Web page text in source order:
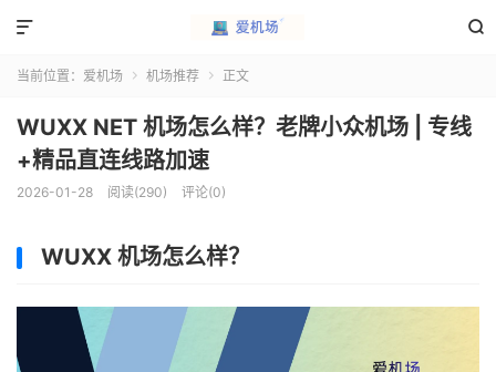


当前位置： 爱机场  机场推荐  正文
WUXX NET 机场怎么样？老牌小众机场 | 专线
+精品直连线路加速
2026-01-28 阅读(290) 评论(0)
WUXX 机场怎么样？